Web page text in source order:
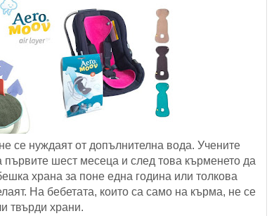
се нуждаят от допълнителна вода. Учените
шест месеца и след това кърменето да
храна за поне една година или толкова
На бебетата, които са само на кърма, не се
твърди храни.